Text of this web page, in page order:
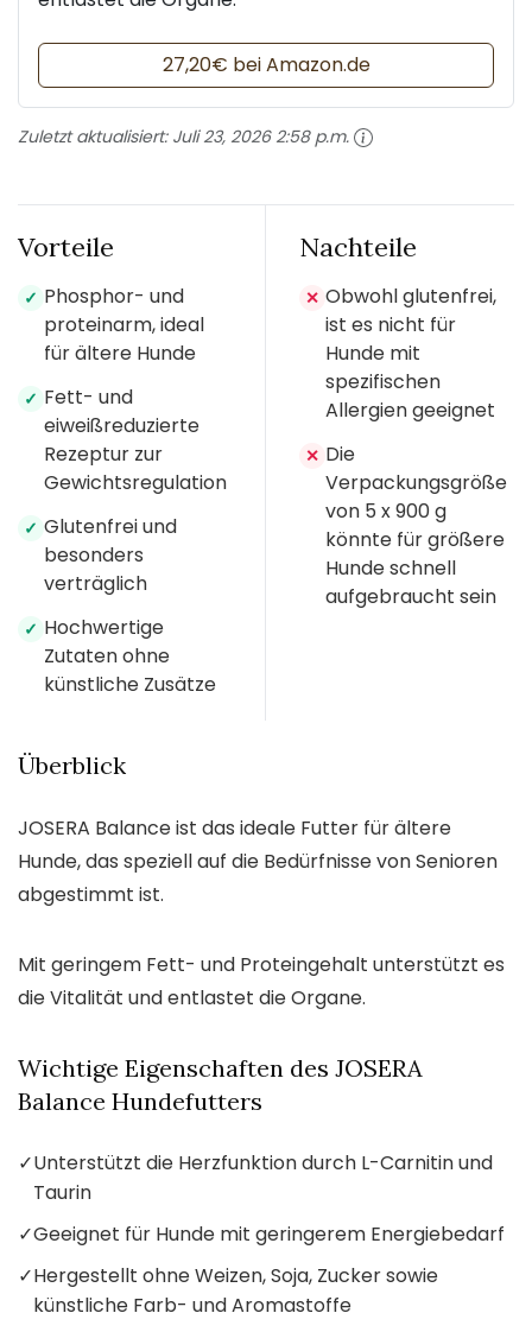
27,20€ bei Amazon.de
Zuletzt aktualisiert: Juli 23, 2026 2:58 p.m.
Vorteile
✓ Phosphor- und
proteinarm, ideal
für ältere Hunde
✓ Fett- und
eiweißreduzierte
Rezeptur zur
Gewichtsregulation
✓ Glutenfrei und
besonders
verträglich
✓ Hochwertige
Zutaten ohne
künstliche Zusätze
Nachteile
✕ Obwohl glutenfrei,
ist es nicht für
Hunde mit
spezifischen
Allergien geeignet
✕ Die
Verpackungsgröße
von 5 x 900 g
könnte für größere
Hunde schnell
aufgebraucht sein
Überblick
JOSERA Balance ist das ideale Futter für ältere
Hunde, das speziell auf die Bedürfnisse von Senioren
abgestimmt ist.
Mit geringem Fett- und Proteingehalt unterstützt es
die Vitalität und entlastet die Organe.
Wichtige Eigenschaften des JOSERA
Balance Hundefutters
✓Unterstützt die Herzfunktion durch L-Carnitin und
Taurin
✓Geeignet für Hunde mit geringerem Energiebedarf
✓Hergestellt ohne Weizen, Soja, Zucker sowie
künstliche Farb- und Aromastoffe